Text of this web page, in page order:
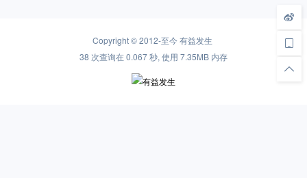
Copyright © 2012-至今有益发生
38 次查询在 0.067 秒, 使用 7.35MB 内存